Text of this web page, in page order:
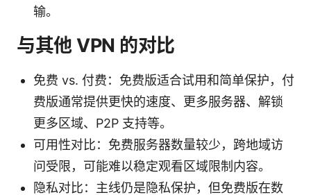
输。
与其他 VPN 的对比
免费 vs. 付费：免费版适合试用和简单保护，付
费版通常提供更快的速度、更多服务器、解锁
更多区域、P2P 支持等。
可用性对比：免费服务器数量较少，跨地域访
问受限，可能难以稳定观看区域限制内容。
隐私对比：主线仍是隐私保护，但免费版在数